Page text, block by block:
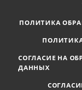
ПОЛИТИКА
СОГЛАСИЕ НА
ДАННЫХ